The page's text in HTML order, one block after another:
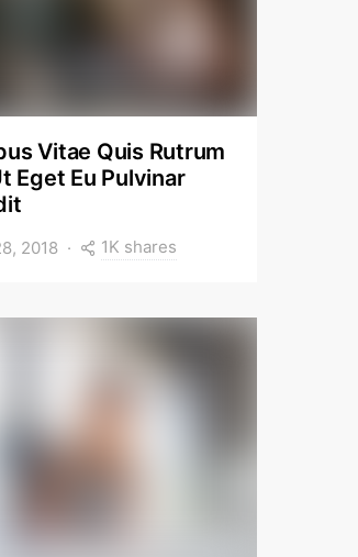
Vitae Quis Rutrum
Eget Eu Pulvinar
2018 1K shares